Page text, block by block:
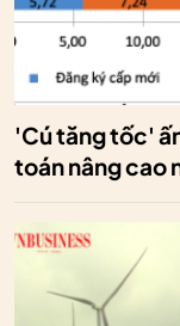
'Cú tăng tốc'
toán nâng cao